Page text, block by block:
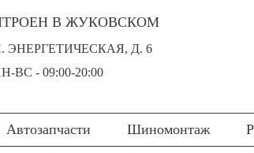
В ЖУКОВСКОМ
ЭНЕРГЕТИЧЕСКАЯ, Д. 6
- 09:00-20:00
Автозапчасти Шиномонтаж